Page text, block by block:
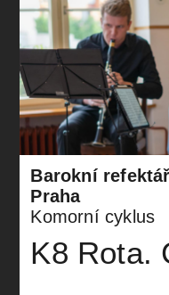
Barokní
Praha
Komorní cyklus
K8 Rota.